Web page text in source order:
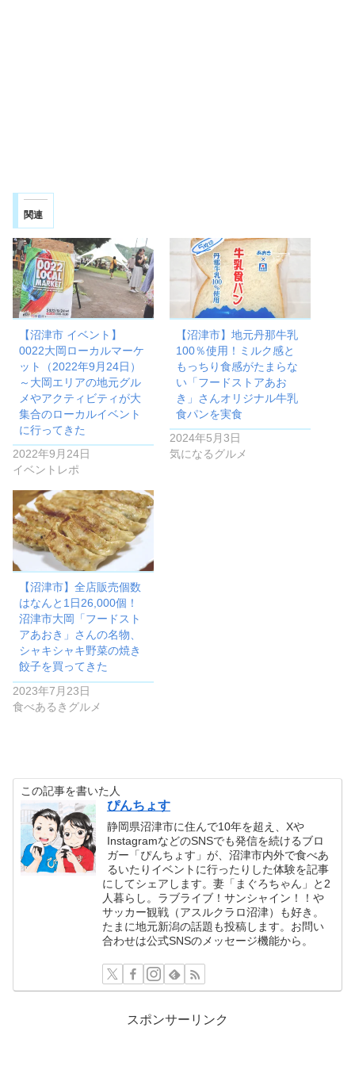
関連
【沼津市 イベント】
0022大岡ローカルマーケ
ット（2022年9月24日）
～大岡エリアの地元グル
メやアクティビティが大
集合のローカルイベント
に行ってきた
2022年9月24日
イベントレポ
【沼津市】地元丹那牛乳
100％使用！ミルク感と
もっちり食感がたまらな
い「フードストアあお
き」さんオリジナル牛乳
食パンを実食
2024年5月3日
気になるグルメ
【沼津市】全店販売個数
はなんと1日26,000個！
沼津市大岡「フードスト
アあおき」さんの名物、
シャキシャキ野菜の焼き
餃子を買ってきた
2023年7月23日
食べあるきグルメ
この記事を書いた人
ぴんちょす
静岡県沼津市に住んで10年を超え、Xや
InstagramなどのSNSでも発信を続けるブロ
ガー「ぴんちょす」が、沼津市内外で食べあ
るいたりイベントに行ったりした体験を記事
にしてシェアします。妻「まぐろちゃん」と2
人暮らし。ラブライブ！サンシャイン！！や
サッカー観戦（アスルクラロ沼津）も好き。
たまに地元新潟の話題も投稿します。お問い
合わせは公式SNSのメッセージ機能から。
スポンサーリンク